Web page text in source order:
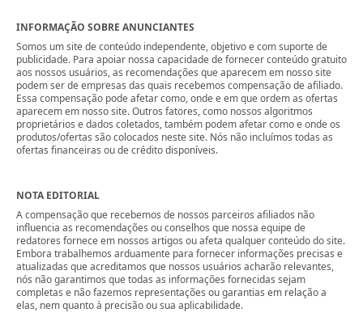
INFORMAÇÃO SOBRE ANUNCIANTES
Somos um site de conteúdo independente, objetivo e com suporte de
publicidade. Para apoiar nossa capacidade de fornecer conteúdo gratuito
aos nossos usuários, as recomendações que aparecem em nosso site
podem ser de empresas das quais recebemos compensação de afiliado.
Essa compensação pode afetar como, onde e em que ordem as ofertas
aparecem em nosso site. Outros fatores, como nossos algoritmos
proprietários e dados coletados, também podem afetar como e onde os
produtos/ofertas são colocados neste site. Nós não incluímos todas as
ofertas financeiras ou de crédito disponíveis.
NOTA EDITORIAL
A compensação que recebemos de nossos parceiros afiliados não
influencia as recomendações ou conselhos que nossa equipe de
redatores fornece em nossos artigos ou afeta qualquer conteúdo do site.
Embora trabalhemos arduamente para fornecer informações precisas e
atualizadas que acreditamos que nossos usuários acharão relevantes,
nós não garantimos que todas as informações fornecidas sejam
completas e não fazemos representações ou garantias em relação a
elas, nem quanto à precisão ou sua aplicabilidade.